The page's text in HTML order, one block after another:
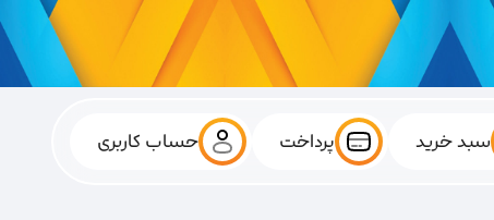
سبد خرید پرداخت حساب کاربری